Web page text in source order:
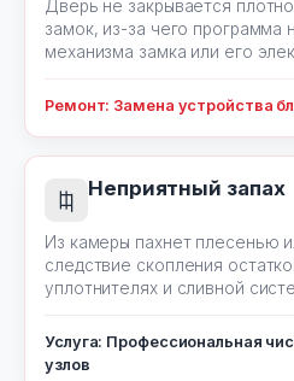
Дверь не закрывается
замок, из-за чего программа
механизма замка или его
Ремонт: Замена устройства
Неприятный запах
Из камеры пахнет плесенью
следствие скопления
уплотнителях и сливной
Услуга: Профессиональная
узлов